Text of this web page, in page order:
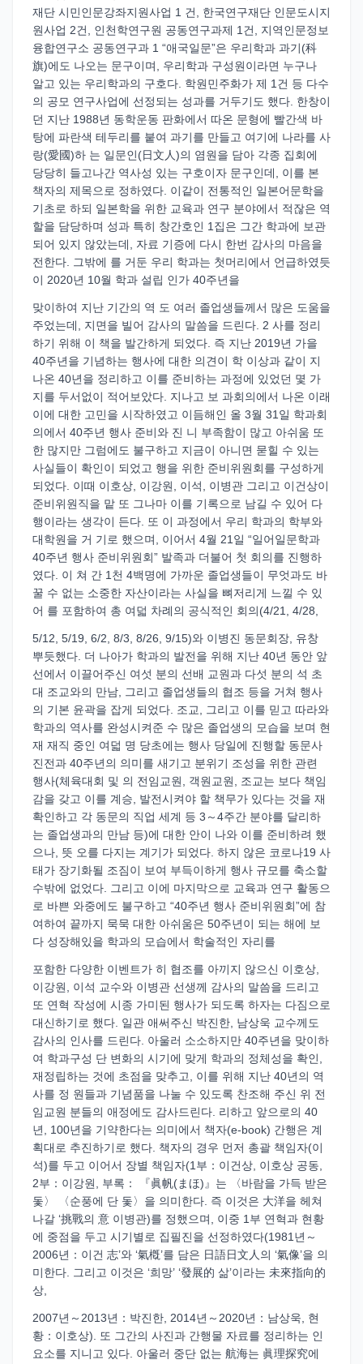
재단 시민인문강좌지원사업 1 건, 한국연구재단 인문도시지
원사업 2건, 인천학연구원 공동연구과제 1건, 지역인문정보
융합연구소 공동연구과 1 “애국일문”은 우리학과 과기(科
旗)에도 나오는 문구이며, 우리학과 구성원이라면 누구나
알고 있는 우리학과의 구호다. 학원민주화가 제 1건 등 다수
의 공모 연구사업에 선정되는 성과를 거두기도 했다. 한창이
던 지난 1988년 동학운동 판화에서 따온 문형에 빨간색 바
탕에 파란색 테두리를 붙여 과기를 만들고 여기에 나라를 사
랑(愛國)하 는 일문인(日文人)의 염원을 담아 각종 집회에
당당히 들고나간 역사성 있는 구호이자 문구인데, 이를 본
책자의 제목으로 정하였다. 이같이 전통적인 일본어문학을
기초로 하되 일본학을 위한 교육과 연구 분야에서 적잖은 역
할을 담당하며 성과 특히 창간호인 1집은 그간 학과에 보관
되어 있지 않았는데, 자료 기증에 다시 한번 감사의 마음을
전한다. 그밖에 를 거둔 우리 학과는 첫머리에서 언급하였듯
이 2020년 10월 학과 설립 인가 40주년을
맞이하여 지난 기간의 역 도 여러 졸업생들께서 많은 도움을
주었는데, 지면을 빌어 감사의 말씀을 드린다. 2 사를 정리
하기 위해 이 책을 발간하게 되었다. 즉 지난 2019년 가을
40주년을 기념하는 행사에 대한 의견이 학 이상과 같이 지
나온 40년을 정리하고 이를 준비하는 과정에 있었던 몇 가
지를 두서없이 적어보았다. 지나고 보 과회의에서 나온 이래
이에 대한 고민을 시작하였고 이듬해인 올 3월 31일 학과회
의에서 40주년 행사 준비와 진 니 부족함이 많고 아쉬움 또
한 많지만 그럼에도 불구하고 지금이 아니면 묻힐 수 있는
사실들이 확인이 되었고 행을 위한 준비위원회를 구성하게
되었다. 이때 이호상, 이강원, 이석, 이병관 그리고 이건상이
준비위원직을 맡 또 그나마 이를 기록으로 남길 수 있어 다
행이라는 생각이 든다. 또 이 과정에서 우리 학과의 학부와
대학원을 거 기로 했으며, 이어서 4월 21일 “일어일문학과
40주년 행사 준비위원회” 발족과 더불어 첫 회의를 진행하
였다. 이 쳐 간 1천 4백명에 가까운 졸업생들이 무엇과도 바
꿀 수 없는 소중한 자산이라는 사실을 뼈저리게 느낄 수 있
어 를 포함하여 총 여덟 차례의 공식적인 회의(4/21, 4/28,
5/12, 5/19, 6/2, 8/3, 8/26, 9/15)와 이병진 동문회장, 유창
뿌듯했다. 더 나아가 학과의 발전을 위해 지난 40년 동안 앞
선에서 이끌어주신 여섯 분의 선배 교원과 다섯 분의 석 초
대 조교와의 만남, 그리고 졸업생들의 협조 등을 거쳐 행사
의 기본 윤곽을 잡게 되었다. 조교, 그리고 이를 믿고 따라와
학과의 역사를 완성시켜준 수 많은 졸업생의 모습을 보며 현
재 재직 중인 여덟 명 당초에는 행사 당일에 진행할 동문사
진전과 40주년의 의미를 새기고 분위기 조성을 위한 관련
행사(체육대회 및 의 전임교원, 객원교원, 조교는 보다 책임
감을 갖고 이를 계승, 발전시켜야 할 책무가 있다는 것을 재
확인하고 각 동문의 직업 세계 등 3～4주간 분야를 달리하
는 졸업생과의 만남 등)에 대한 안이 나와 이를 준비하려 했
으나, 뜻 오를 다지는 계기가 되었다. 하지 않은 코로나19 사
태가 장기화될 조짐이 보여 부득이하게 행사 규모를 축소할
수밖에 없었다. 그리고 이에 마지막으로 교육과 연구 활동으
로 바쁜 와중에도 불구하고 “40주년 행사 준비위원회”에 참
여하여 끝까지 묵묵 대한 아쉬움은 50주년이 되는 해에 보
다 성장해있을 학과의 모습에서 학술적인 자리를
포함한 다양한 이벤트가 히 협조를 아끼지 않으신 이호상,
이강원, 이석 교수와 이병관 선생께 감사의 말씀을 드리고
또 연혁 작성에 시종 가미된 행사가 되도록 하자는 다짐으로
대신하기로 했다. 일관 애써주신 박진한, 남상욱 교수께도
감사의 인사를 드린다. 아울러 소소하지만 40주년을 맞이하
여 학과구성 단 변화의 시기에 맞게 학과의 정체성을 확인,
재정립하는 것에 초점을 맞추고, 이를 위해 지난 40년의 역
사를 정 원들과 기념품을 나눌 수 있도록 찬조해 주신 위 전
임교원 분들의 애정에도 감사드린다. 리하고 앞으로의 40
년, 100년을 기약한다는 의미에서 책자(e-book) 간행은 계
획대로 추진하기로 했다. 책자의 경우 먼저 총괄 책임자(이
석)를 두고 이어서 장별 책임자(1부：이건상, 이호상 공동,
2부：이강원, 부록： 『眞帆(まほ)』는 〈바람을 가득 받은
돛〉 〈순풍에 단 돛〉을 의미한다. 즉 이것은 大洋을 헤쳐
나갈 ‘挑戰의 意 이병관)를 정했으며, 이중 1부 연혁과 현황
에 중점을 두고 시기별로 집필진을 선정하였다(1981년～
2006년：이건 志’와 ‘氣槪’를 담은 日語日文人의 ‘氣像’을 의
미한다. 그리고 이것은 ‘희망’ ‘發展的 삶’이라는 未來指向的
상,
2007년～2013년：박진한, 2014년～2020년：남상욱, 현
황：이호상). 또 그간의 사진과 간행물 자료를 정리하는 인
요소를 지니고 있다. 아울러 중단 없는 航海는 眞理探究에